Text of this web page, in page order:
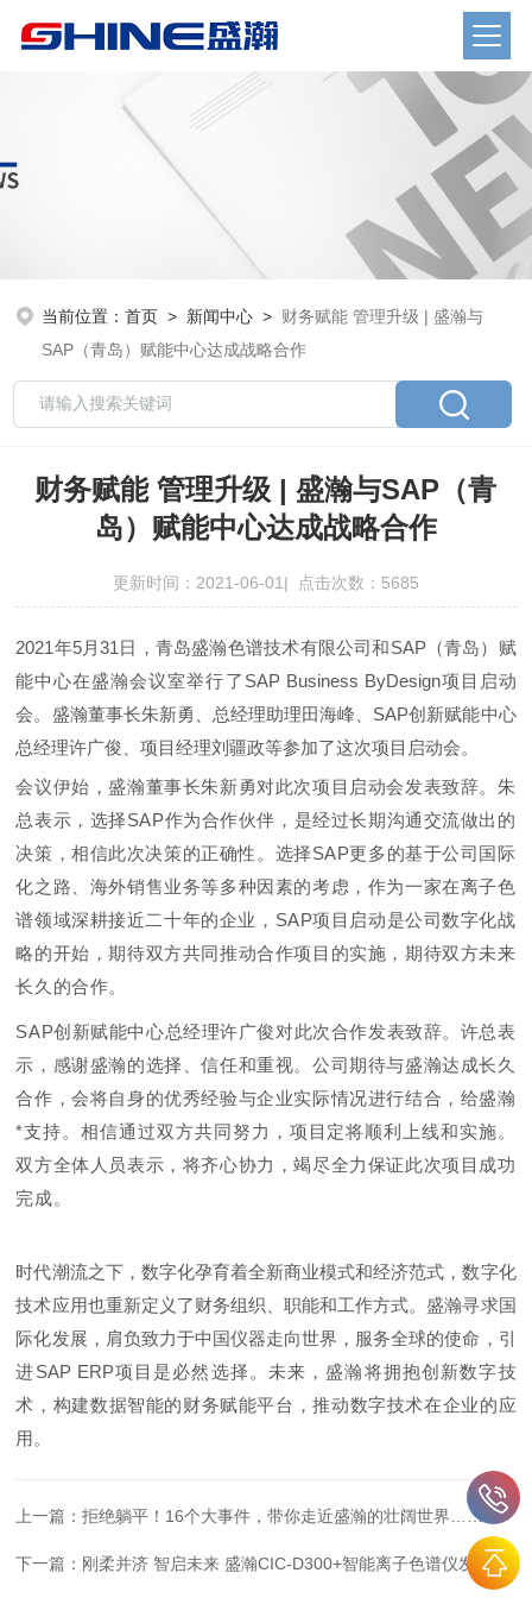
当前位置：首页 > 新闻中心 > 财务赋能 管理升级 | 盛瀚与
SAP（青岛）赋能中心达成战略合作
财务赋能 管理升级 | 盛瀚与SAP（青
岛）赋能中心达成战略合作
更新时间：2021-06-01| 点击次数：5685
2021年5月31日，青岛盛瀚色谱技术有限公司和SAP（青岛）赋
能中心在盛瀚会议室举行了SAP Business ByDesign项目启动
会。 盛瀚董事长朱新勇、总经理助理田海峰、SAP创新赋能中心
总经理许广俊、项目经理刘疆政等参加了这次项目启动会。
会议伊始，盛瀚董事长朱新勇对此次项目启动会发表致辞。朱
总表示，选择SAP作为合作伙伴，是经过长期沟通交流做出的
决策，相信此次决策的正确性。选择SAP更多的基于公司国际
化之路、海外销售业务等多种因素的考虑，作为一家在离子色
谱领域深耕接近二十年的企业，SAP项目启动是公司数字化战
略的开始，期待双方共同推动合作项目的实施，期待双方未来
长久的合作。
SAP创新赋能中心总经理许广俊对此次合作发表致辞。许总表
示，感谢盛瀚的选择、信任和重视。公司期待与盛瀚达成长久
合作，会将自身的优秀经验与企业实际情况进行结合，给盛瀚
*支持。相信通过双方共同努力，项目定将顺利上线和实施。
双方全体人员表示，将齐心协力，竭尽全力保证此次项目成功
完成。
时代潮流之下，数字化孕育着全新商业模式和经济范式，数字化
技术应用也重新定义了财务组织、职能和工作方式。盛瀚寻求国
际化发展，肩负致力于中国仪器走向世界，服务全球的使命，引
进SAP ERP项目是必然选择。未来，盛瀚将拥抱创新数字技
术，构建数据智能的财务赋能平台，推动数字技术在企业的应
用。
上一篇：拒绝躺平！16个大事件，带你走近盛瀚的壮阔世界……
下一篇： 刚柔并济 智启未来 盛瀚CIC-D300+智能离子色谱仪发布会